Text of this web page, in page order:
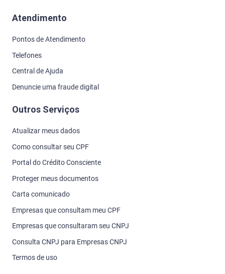
Atendimento
Pontos de Atendimento
Telefones
Central de Ajuda
Denuncie uma fraude digital
Outros Serviços
Atualizar meus dados
Como consultar seu CPF
Portal do Crédito Consciente
Proteger meus documentos
Carta comunicado
Empresas que consultam meu CPF
Empresas que consultaram seu CNPJ
Consulta CNPJ para Empresas CNPJ
Termos de uso